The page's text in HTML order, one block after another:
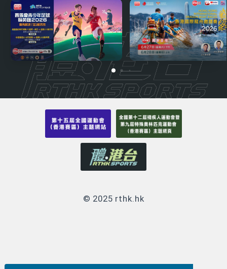
© 2025 rthk.hk